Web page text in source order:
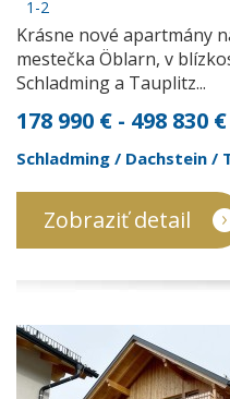
1-2
Krásne nové apartmány
mestečka Öblarn, v
Schladming a Tauplitz...
178 990 € - 498 830 €
Schladming / Dachstein /
Zobraziť detail